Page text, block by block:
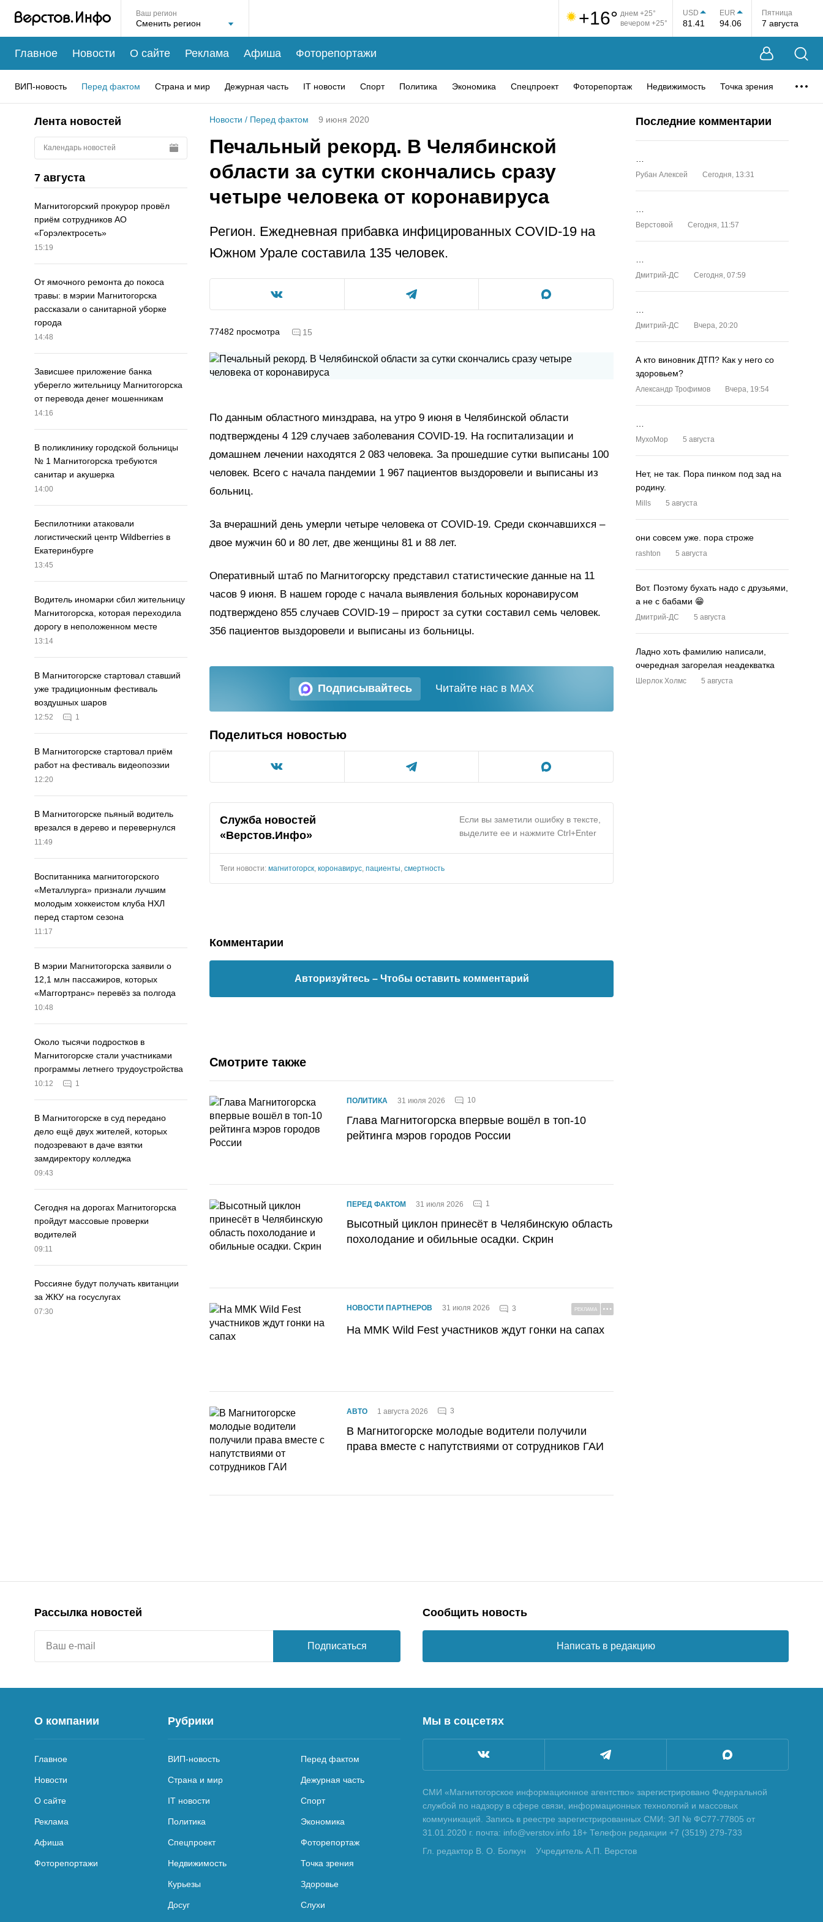
Ваш регион +16° днем +25°
вечером +25°
USD
81.41
EUR
94.06
Пятница
7 августа
Главное Новости О сайте Реклама Афиша Фоторепортажи
ВИП-новость Перед фактом Страна и мир Дежурная часть IT новости Спорт Политика Экономика Спецпроект Фоторепортаж Недвижимость Точка зрения
Лента новостей
Календарь новостей
7 августа
Магнитогорский прокурор провёл
приём сотрудников АО
«Горэлектросеть»
15:19
От ямочного ремонта до покоса
травы: в мэрии Магнитогорска
рассказали о санитарной уборке
города
14:48
Зависшее приложение банка
уберегло жительницу Магнитогорска
от перевода денег мошенникам
14:16
В поликлинику городской больницы
№ 1 Магнитогорска требуются
санитар и акушерка
14:00
Беспилотники атаковали
логистический центр Wildberries в
Екатеринбурге
13:45
Водитель иномарки сбил жительницу
Магнитогорска, которая переходила
дорогу в неположенном месте
13:14
В Магнитогорске стартовал ставший
уже традиционным фестиваль
воздушных шаров
12:52 1
В Магнитогорске стартовал приём
работ на фестиваль видеопоэзии
12:20
В Магнитогорске пьяный водитель
врезался в дерево и перевернулся
11:49
Воспитанника магнитогорского
«Металлурга» признали лучшим
молодым хоккеистом клуба НХЛ
перед стартом сезона
11:17
В мэрии Магнитогорска заявили о
12,1 млн пассажиров, которых
«Маггортранс» перевёз за полгода
10:48
Около тысячи подростков в
Магнитогорске стали участниками
программы летнего трудоустройства
10:12 1
В Магнитогорске в суд передано
дело ещё двух жителей, которых
подозревают в даче взятки
замдиректору колледжа
09:43
Сегодня на дорогах Магнитогорска
пройдут массовые проверки
водителей
09:11
Россияне будут получать квитанции
за ЖКУ на госуслугах
07:30
Новости / Перед фактом 9 июня 2020
Печальный рекорд. В Челябинской
области за сутки скончались сразу
четыре человека от коронавируса
Регион. Ежедневная прибавка инфицированных COVID-19 на
Южном Урале составила 135 человек.
77482 просмотра 15
По данным областного минздрава, на утро 9 июня в Челябинской области
подтверждены 4 129 случаев заболевания COVID-19. На госпитализации и
домашнем лечении находятся 2 083 человека. За прошедшие сутки выписаны 100
человек. Всего с начала пандемии 1 967 пациентов выздоровели и выписаны из
больниц.
За вчерашний день умерли четыре человека от COVID-19. Среди скончавшихся –
двое мужчин 60 и 80 лет, две женщины 81 и 88 лет.
Оперативный штаб по Магнитогорску представил статистические данные на 11
часов 9 июня. В нашем городе с начала выявления больных коронавирусом
подтверждено 855 случаев COVID-19 – прирост за сутки составил семь человек.
356 пациентов выздоровели и выписаны из больницы.
Подписывайтесь Читайте нас в MAX
Поделиться новостью
Служба новостей
«Верстов.Инфо»
Если вы заметили ошибку в тексте,
выделите ее и нажмите Ctrl+Enter
Теги новости: магнитогорск коронавирус пациенты смертность
Комментарии
Авторизуйтесь – Чтобы оставить комментарий
Смотрите также
ПОЛИТИКА 31 июля 2026 10
Глава Магнитогорска впервые вошёл в топ-10
рейтинга мэров городов России
ПЕРЕД ФАКТОМ 31 июля 2026 1
Высотный циклон принесёт в Челябинскую область
похолодание и обильные осадки. Скрин
НОВОСТИ ПАРТНЕРОВ 31 июля 2026 3 РЕКЛАМА
На MMK Wild Fest участников ждут гонки на сапах
АВТО 1 августа 2026 3
В Магнитогорске молодые водители получили
права вместе с напутствиями от сотрудников ГАИ
Последние комментарии
Рубан Алексей Сегодня, 13:31
Верстовой Сегодня, 11:57
Дмитрий-ДС Сегодня, 07:59
Дмитрий-ДС Вчера, 20:20
А кто виновник ДТП? Как у него со
здоровьем?
Александр Трофимов Вчера, 19:54
MyxoMop 5 августа
Нет, не так. Пора пинком под зад на
родину.
Mills 5 августа
они совсем уже. пора строже
rashton 5 августа
Вот. Поэтому бухать надо с друзьями,
а не с бабами 😁
Дмитрий-ДС 5 августа
Ладно хоть фамилию написали,
очередная загорелая неадекватка
Шерлок Холмс 5 августа
Рассылка новостей
Подписаться
Сообщить новость
Написать в редакцию
О компании
Главное
Новости
О сайте
Реклама
Афиша
Фоторепортажи
Рубрики
ВИП-новость Перед фактом
Страна и мир Дежурная часть
IT новости Спорт
Политика Экономика
Спецпроект Фоторепортаж
Недвижимость Точка зрения
Курьезы Здоровье
Досуг Слухи
Мы в соцсетях
СМИ «Магнитогорское информационное агентство» зарегистрировано Федеральной
службой по надзору в сфере связи, информационных технологий и массовых
коммуникаций. Запись в реестре зарегистрированных СМИ: ЭЛ № ФС77-77805 от
31.01.2020 г. почта: info@verstov.info 18+ Телефон редакции +7 (3519) 279-733
Гл. редактор В. О. Болкун
Учредитель А.П. Верстов